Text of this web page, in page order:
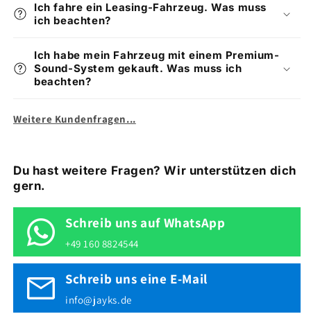
Ich fahre ein Leasing-Fahrzeug. Was muss
ich beachten?
Ich habe mein Fahrzeug mit einem Premium-
Sound-System gekauft. Was muss ich
beachten?
Weitere Kundenfragen...
Du hast weitere Fragen? Wir unterstützen dich
gern.
Schreib uns auf WhatsApp
+49 160 8824544
Schreib uns eine E-Mail
info@jayks.de